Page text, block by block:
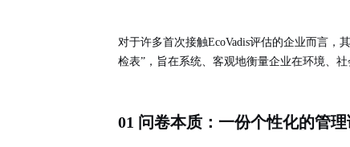
对于许多首次接触EcoVadis评估的企业而言，其
检表” ，旨在系统、客观地衡量企业在环境、社
01 问卷本质：一份个性化的管